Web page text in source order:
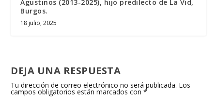
Agustinos (2013-2025), hijo predilecto de La Vid,
Burgos.
18 julio, 2025
DEJA UNA RESPUESTA
Tu dirección de correo electrónico no será publicada. Los
campos obligatorios están marcados con*